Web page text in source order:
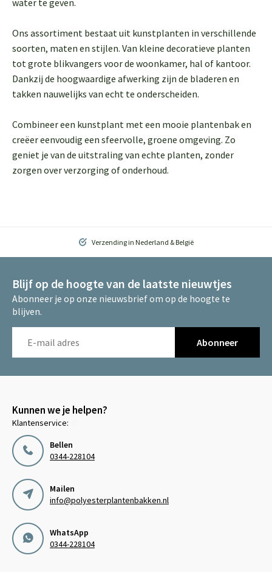
water te geven.
Ons assortiment bestaat uit kunstplanten in verschillende
soorten, maten en stijlen. Van kleine decoratieve planten
tot grote blikvangers voor de woonkamer, hal of kantoor.
Dankzij de hoogwaardige afwerking zijn de bladeren en
takken nauwelijks van echt te onderscheiden.
Combineer een kunstplant met een mooie plantenbak en
creëer eenvoudig een sfeervolle, groene omgeving. Zo
geniet je van de uitstraling van echte planten, zonder
zorgen over verzorging of onderhoud.
Verzending in Nederland & België
Blijf op de hoogte van de laatste nieuwtjes
Abonneer je op onze nieuwsbrief om op de hoogte te
blijven.
Abonneer
Kunnen we je helpen?
Klantenservice:
Bellen
0344-228104
Mailen
info@polyesterplantenbakken.nl
WhatsApp
0344-228104